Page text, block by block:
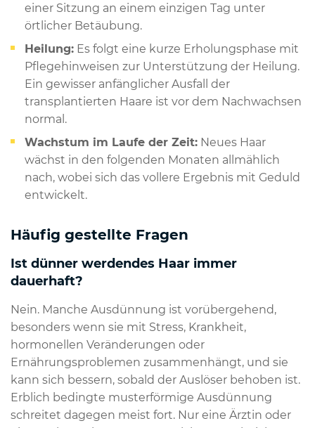
einer Sitzung an einem einzigen Tag unter
örtlicher Betäubung.
Heilung: Es folgt eine kurze Erholungsphase mit
Pflegehinweisen zur Unterstützung der Heilung.
Ein gewisser anfänglicher Ausfall der
transplantierten Haare ist vor dem Nachwachsen
normal.
Wachstum im Laufe der Zeit: Neues Haar
wächst in den folgenden Monaten allmählich
nach, wobei sich das vollere Ergebnis mit Geduld
entwickelt.
Häufig gestellte Fragen
Ist dünner werdendes Haar immer
dauerhaft?
Nein. Manche Ausdünnung ist vorübergehend,
besonders wenn sie mit Stress, Krankheit,
hormonellen Veränderungen oder
Ernährungsproblemen zusammenhängt, und sie
kann sich bessern, sobald der Auslöser behoben ist.
Erblich bedingte musterförmige Ausdünnung
schreitet dagegen meist fort. Nur eine Ärztin oder